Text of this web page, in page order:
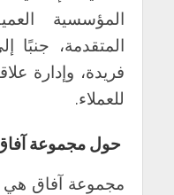
المؤسسية
المتقدمة، جنبًا
فريدة، وإدارة
للعملاء.
حول مجموعة
مجموعة آفاق